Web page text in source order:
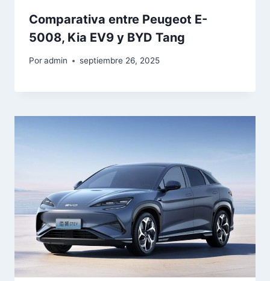
Comparativa entre Peugeot E-
5008, Kia EV9 y BYD Tang
Poradmin septiembre 26, 2025